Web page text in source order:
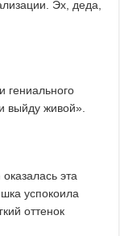
Эх, деда,
гениального
выйду живой».
эта
успокоила
оттенок